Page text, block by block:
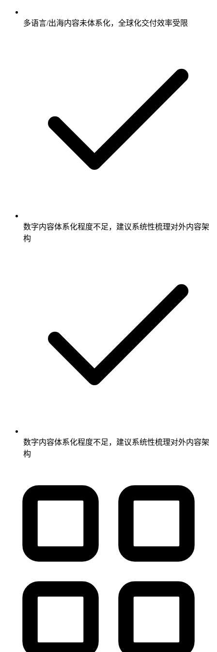
多语言/出海内容未体系化，全球化交付效率受限
数字内容体系化程度不足，建议系统性梳理对外内容架
构
数字内容体系化程度不足，建议系统性梳理对外内容架
构